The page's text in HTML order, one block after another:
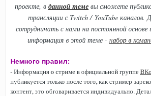
проекте, в данной теме вы сможете
трансляции с Twitch / YouTube
сотрудничать с нами на постоянной основе
информация в этой теме - набор в
Немного правил:
- Информация о стриме в официальной группе
публикуется только после того, как стример
контент, это обговаривается индивидуально.